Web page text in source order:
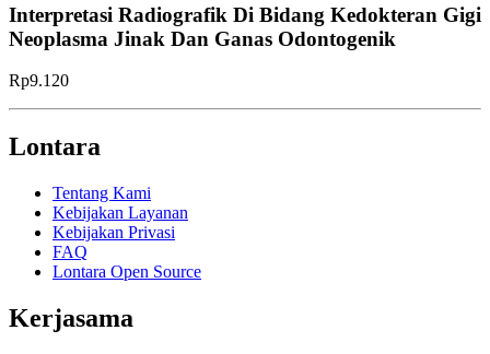
Interpretasi Radiografik Di Bidang Kedokteran Gigi
Neoplasma Jinak Dan Ganas Odontogenik
Rp9.120
Lontara
Tentang Kami
Kebijakan Layanan
Kebijakan Privasi
FAQ
Lontara Open Source
Kerjasama